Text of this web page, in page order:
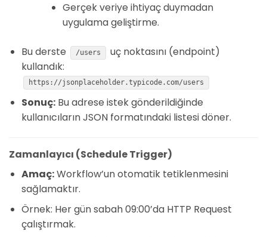
Gerçek veriye ihtiyaç duymadan
uygulama geliştirme.
Bu derste /users
uç noktasını (endpoint)
kullandık:
https://jsonplaceholder.typicode.com/users
Sonuç:Bu adrese istek gönderildiğinde
kullanıcıların JSON formatındaki listesi döner.
Zamanlayıcı (Schedule Trigger)
Amaç:Workflow’un otomatik tetiklenmesini
sağlamaktır.
Örnek: Her gün sabah 09:00’da HTTP Request
çalıştırmak.